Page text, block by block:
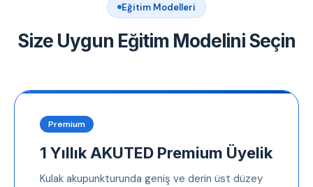
Eğitim Modelleri
Size Uygun Eğitim Modelini Seçin
Premium
1 Yıllık AKUTED Premium Üyelik
Kulak akupunkturunda geniş ve derin üst düzey